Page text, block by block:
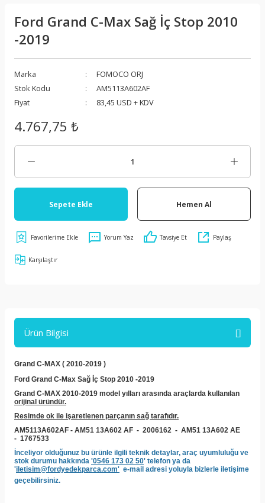
Ford Grand C-Max Sağ İç Stop 2010
-2019
Marka
FOMOCO ORJ
Stok Kodu
AM5113A602AF
Fiyat
83,45 USD + KDV
4.767,75 ₺
Sepete Ekle Hemen Al
Yorum Yaz Tavsiye Et Paylaş
Karşılaştır
Ürün Bilgisi
Grand C-MAX ( 2010-2019 )
Ford Grand C-Max Sağ İç Stop 2010 -2019
Grand C-MAX 2010-2019 model yılları arasında araçlarda kullanılan
orijinal üründür.
Resimde ok ile işaretlenen parçanın sağ tarafıdır.
AM5113A602AF - AM51 13A602 AF - 2006162 - AM51 13A602 AE
- 1767533
İnceliyor olduğunuz bu ürünle ilgili teknik detaylar, araç uyumluluğu ve
stok durumu hakkında '0546 173 02 50' telefon ya da
'iletisim@fordyedekparca.com' e-mail adresi yoluyla bizlerle iletişime
geçebilirsiniz.